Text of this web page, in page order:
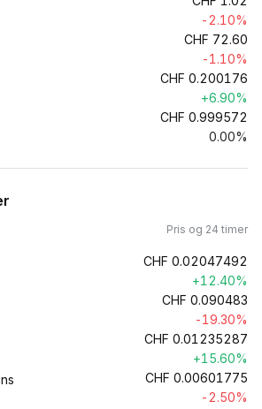
-2.10%
CHF 72.60
-1.10%
CHF 0.200176
+6.90%
CHF 0.999572
0.00%
Pris og 24 timer
CHF 0.02047492
+12.40%
CHF 0.090483
-19.30%
CHF 0.01235287
+15.60%
CHF 0.00601775
-2.50%